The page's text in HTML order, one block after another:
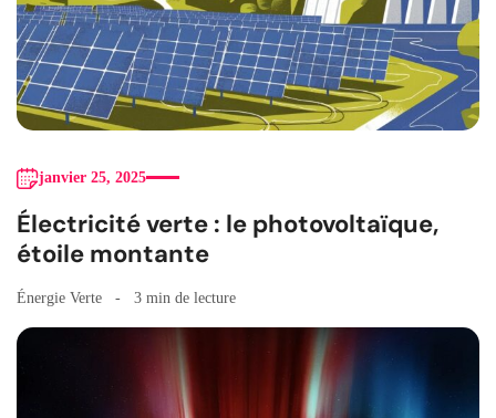
janvier 25, 2025
Électricité verte : le photovoltaïque,
étoile montante
Énergie Verte 3 min de lecture